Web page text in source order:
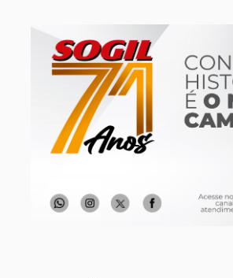
13 de agosto
Quinta-Feira 17° 13°
14 de agosto
Sexta-Feira 19° 14°